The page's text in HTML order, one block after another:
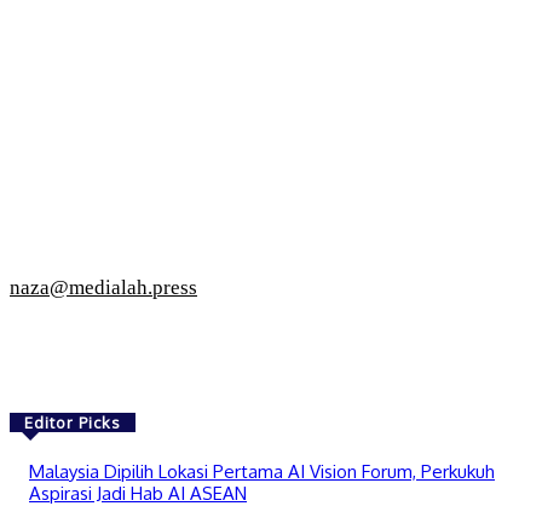
naza@medialah.press
Editor Picks
Malaysia Dipilih Lokasi Pertama AI Vision Forum, Perkukuh
Aspirasi Jadi Hab AI ASEAN